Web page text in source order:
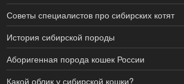
Советы специалистов про сибирских котят
История сибирской породы
Аборигенная порода кошек России
Какой облик у сибирской кошки?